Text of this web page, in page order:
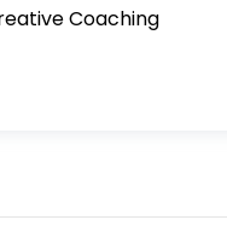
Coaching